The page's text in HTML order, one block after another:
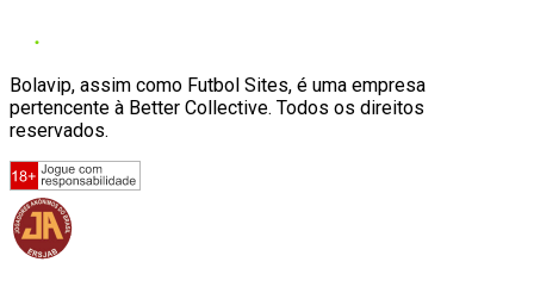
Bolavip, assim como Futbol Sites, é uma empresa
pertencente à Better Collective. Todos os direitos
reservados.